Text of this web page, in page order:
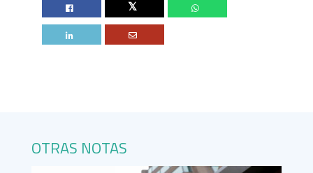
Twitter
OTRAS NOTAS